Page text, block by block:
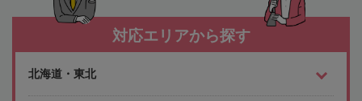
対応エリアから探す
北海道・東北